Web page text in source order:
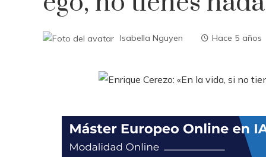
Isabella Nguyen Hace 5 años